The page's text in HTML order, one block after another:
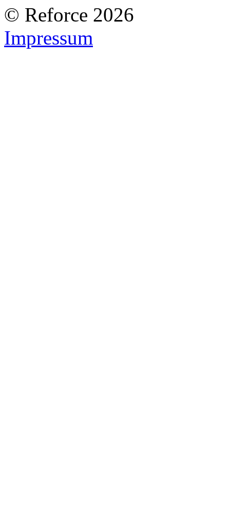
© Reforce 2026
Impressum